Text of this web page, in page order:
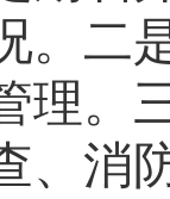
。二
理。
、消